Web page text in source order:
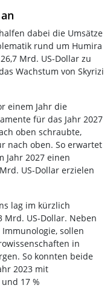
dabei die Umsätze
rund um Humira
Mrd. US-Dollar zu
Wachstum von Skyrizi
einem Jahr die
für das Jahr 2027
oben schraubte,
nach oben. So erwartet
Jahr 2027 einen
US-Dollar erzielen
lag im kürzlich
Mrd. US-Dollar. Neben
sollen
in
So konnten beide
2023 mit
17 %